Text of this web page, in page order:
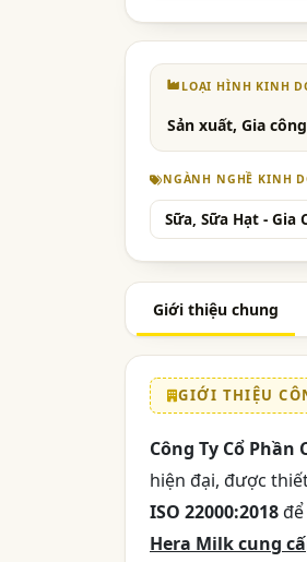
LOẠI HÌNH KINH
Sản xuất, Gia công
NGÀNH NGHỀ KINH
Sữa, Sữa Hạt - Gia
Giới thiệu chung
GIỚI THIỆU
Công Ty Cổ Phần
hiện đại, được
ISO 22000:2018
Hera Milk cung